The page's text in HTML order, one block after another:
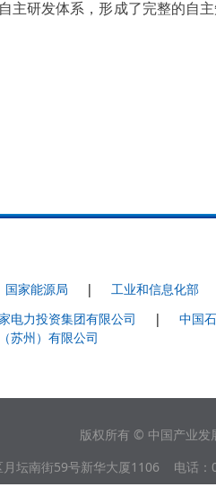
研发体系，形成了完整的自
版权所有 © 中国产业发
月坛南街59号新华大厦1106 电话
国家能源局 | 工业和信息化部
电力投资集团有限公司 | 中国
苏州）有限公司